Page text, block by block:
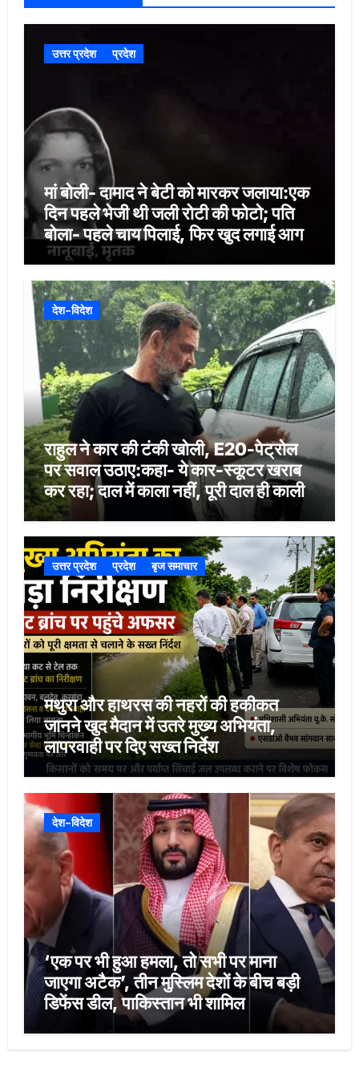
उत्तर प्रदेश प्रदेश
मां बोली- दामाद ने बेटी को मारकर जलाया:एक
दिन पहले भेजी थी जली रोटी की फोटो; पति
बोला- पहले चाय पिलाई, फिर खुद लगाई आग
देश-विदेश
राहुल ने कार की टंकी खोली, E20-पेट्रोल
पर सवाल उठाए:कहा- ये कार-स्कूटर खराब
कर रहा; दाल में काला नहीं, पूरी दाल ही काली
उत्तर प्रदेश प्रदेश बृज समाचार
मथुरा और हाथरस की नहरों की हकीकत
जानने खुद मैदान में उतरे मुख्य अभियंता,
लापरवाही पर दिए सख्त निर्देश
देश-विदेश
‘एक पर भी हुआ हमला, तो सभी पर माना
जाएगा अटैक’, तीन मुस्लिम देशों के बीच बड़ी
डिफेंस डील, पाकिस्तान भी शामिल